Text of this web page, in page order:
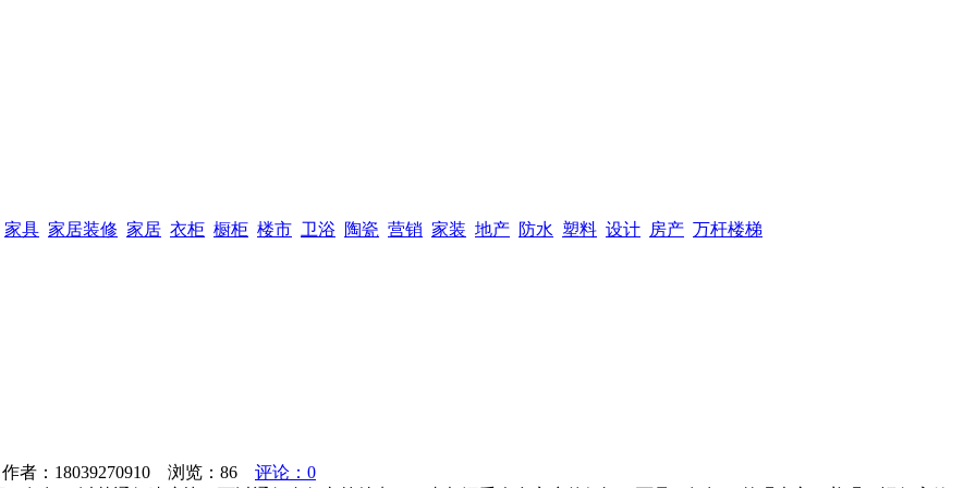
家具 家居装修 家居 衣柜 橱柜 楼市 卫浴 陶瓷 营销 家装 地产 防水 塑料 设计 房产 万杆楼梯
者：18039270910 浏览： 86
评论：0